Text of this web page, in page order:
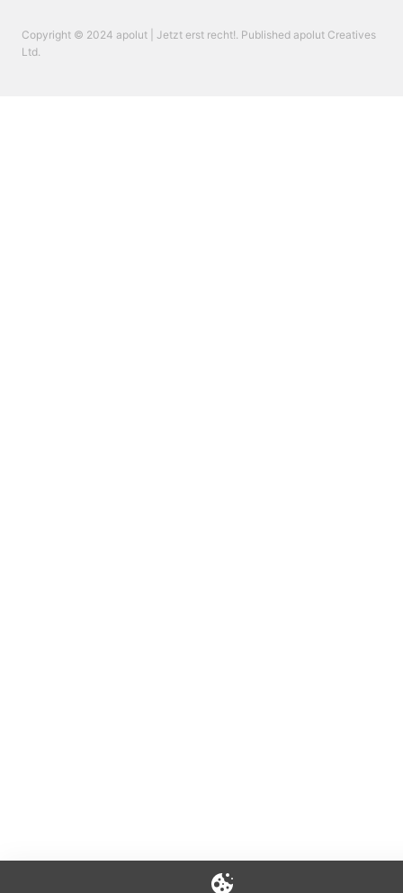
Copyright © 2024 apolut | Jetzt erst recht!. Published apolut Creatives
Ltd.